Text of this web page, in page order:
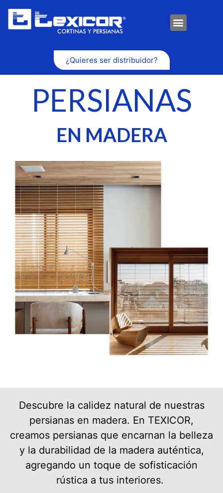
¿Quieres ser distribuidor?
PERSIANAS
EN MADERA
Descubre la calidez natural de nuestras
persianas en madera. En TEXICOR,
creamos persianas que encarnan la belleza
y la durabilidad de la madera auténtica,
agregando un toque de sofisticación
rústica a tus interiores.